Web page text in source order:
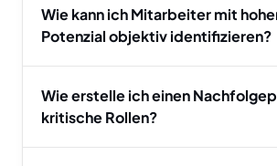
Wie kann ich Mitarbeiter mit
Potenzial objektiv identifizieren?
Wie erstelle ich einen
kritische Rollen?